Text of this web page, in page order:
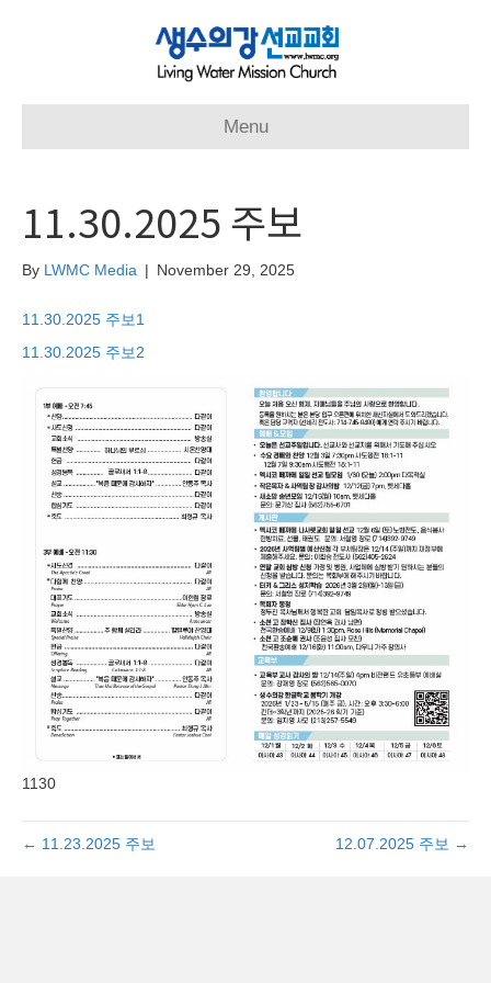
Menu
11.30.2025 주보
By LWMC Media | November 29, 2025
11.30.2025 주보1
11.30.2025 주보2
1130
← 11.23.2025 주보 12.07.2025 주보 →